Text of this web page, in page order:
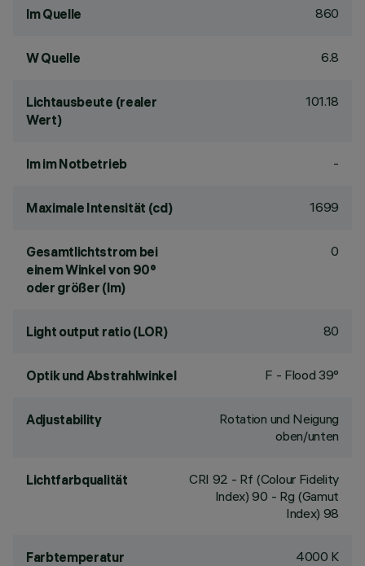
lm Quelle 860
W Quelle 6.8
Lichtausbeute (realer
Wert)
101.18
lm im Notbetrieb -
Maximale Intensität (cd) 1699
Gesamtlichtstrom bei
einem Winkel von 90°
oder größer (lm)
0
Light output ratio (LOR) 80
Optik und Abstrahlwinkel F - Flood 39°
Adjustability
Rotation und Neigung
oben/unten
Lichtfarbqualität CRI 92 - Rf (Colour Fidelity
Index) 90 - Rg (Gamut
Index) 98
Farbtemperatur 4000 K